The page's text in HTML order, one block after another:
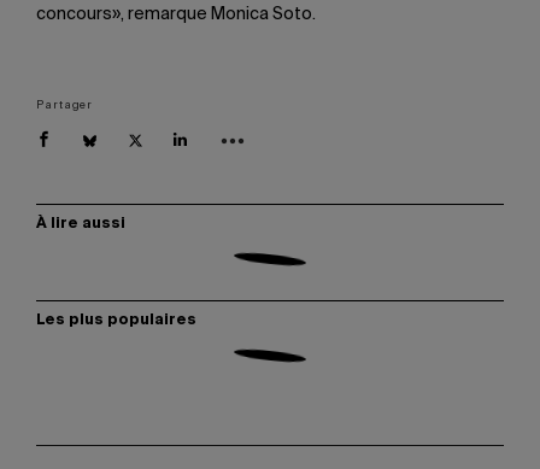
concours», remarque Monica Soto.
Partager
À lire aussi
Les plus populaires